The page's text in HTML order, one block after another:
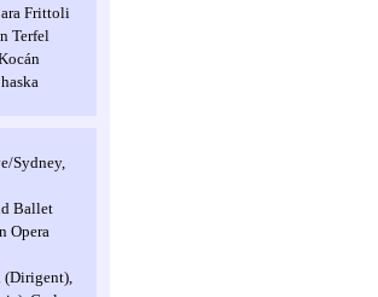
Frittoli
Terfel
Sydney,
Ballet
Opera
(Dirigent),